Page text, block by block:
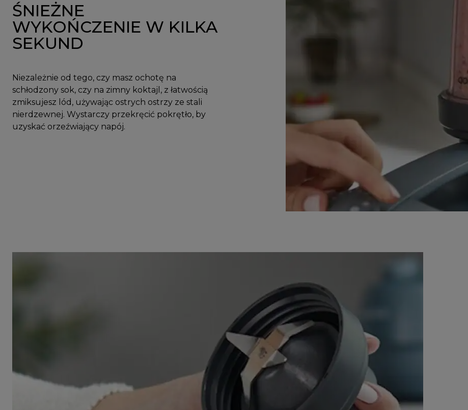
ŚNIEŻNE
WYKOŃCZENIE W KILKA
SEKUND
Niezależnie od tego, czy masz ochotę na
schłodzony sok, czy na zimny koktajl, z łatwością
zmiksujesz lód, używając ostrych ostrzy ze stali
nierdzewnej. Wystarczy przekręcić pokrętło, by
uzyskać orzeźwiający napój.